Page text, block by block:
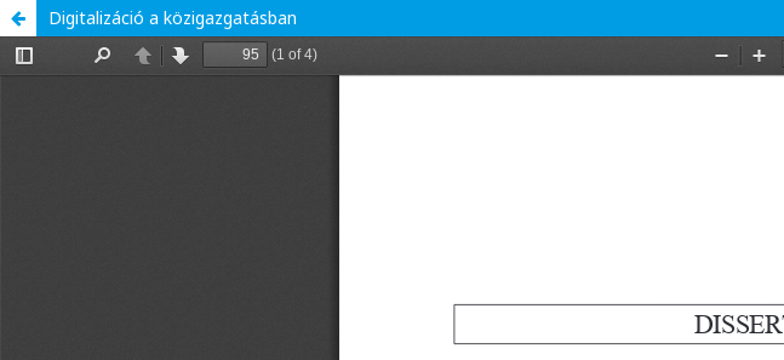
Digitalizáció a közigazgatásban